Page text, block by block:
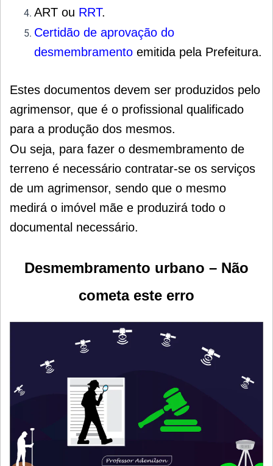
ART ou RRT.
Certidão de aprovação do
desmembramento emitida pela Prefeitura.
Estes documentos devem ser produzidos pelo
agrimensor, que é o profissional qualificado
para a produção dos mesmos.
Ou seja, para fazer o desmembramento de
terreno é necessário contratar-se os serviços
de um agrimensor, sendo que o mesmo
medirá o imóvel mãe e produzirá todo o
documental necessário.
Desmembramento urbano – Não
cometa este erro